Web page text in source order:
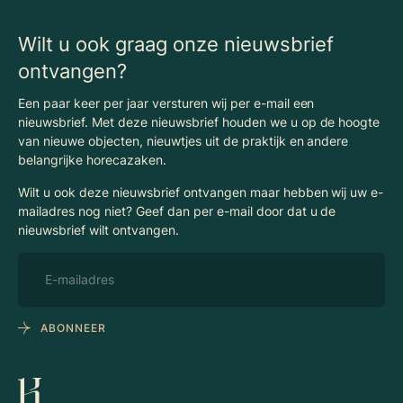
Wilt u ook graag onze nieuwsbrief
ontvangen?
Een paar keer per jaar versturen wij per e-mail een
nieuwsbrief. Met deze nieuwsbrief houden we u op de hoogte
van nieuwe objecten, nieuwtjes uit de praktijk en andere
belangrijke horecazaken.
Wilt u ook deze nieuwsbrief ontvangen maar hebben wij uw e-
mailadres nog niet? Geef dan per e-mail door dat u de
nieuwsbrief wilt ontvangen.
ABONNEER